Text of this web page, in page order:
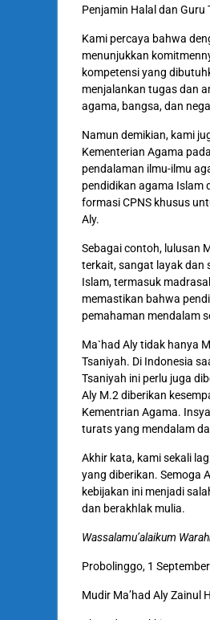
Penjamin Halal dan Guru
Kami percaya bahwa
menunjukkan
kompetensi yang
menjalankan tugas dan
agama, bangsa, dan
Namun demikian, kami
Kementerian Agama
pendalaman ilmu-ilmu
pendidikan agama Islam
formasi CPNS khusus
Aly.
Sebagai contoh, lulusan
terkait, sangat layak dan
Islam, termasuk
memastikan bahwa
pemahaman mendalam
Ma`had Aly tidak hanya
Tsaniyah. Di Indonesia
Tsaniyah ini perlu juga
Aly M.2 diberikan
Kementrian Agama.
turats yang mendalam
Akhir kata, kami sekali
yang diberikan. Semoga
kebijakan ini menjadi
dan berakhlak mulia.
Wassalamu’alaikum
Probolinggo, 1
Mudir Ma’had Aly Zainul